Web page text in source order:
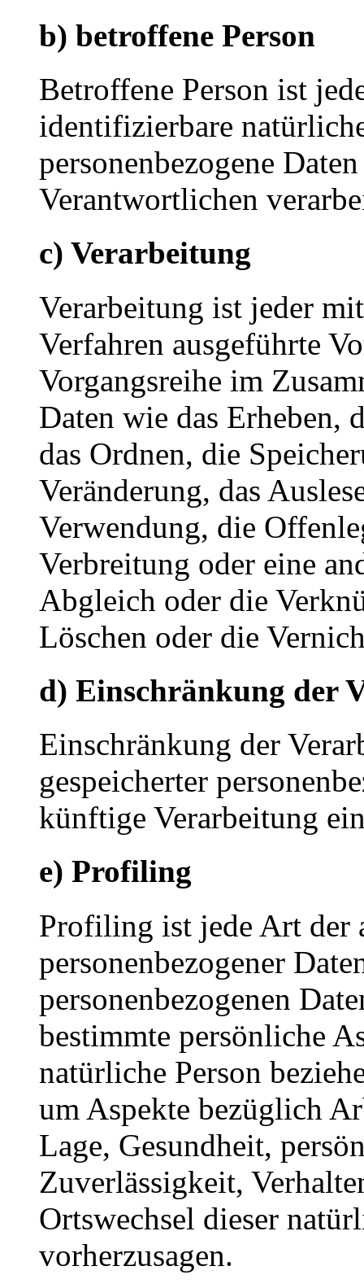
b) betroffene Person
Betroffene Person ist
identifizierbare
personenbezogene
Verantwortlichen
c) Verarbeitung
Verarbeitung ist jeder
Verfahren ausgeführte
Vorgangsreihe im
Daten wie das Erheben,
das Ordnen, die
Veränderung, das
Verwendung, die
Verbreitung oder eine
Abgleich oder die
Löschen oder die
d) Einschränkung der
Einschränkung der
gespeicherter
künftige Verarbeitung
e) Profiling
Profiling ist jede Art der
personenbezogener
personenbezogenen
bestimmte persönliche
natürliche Person
um Aspekte bezüglich
Lage, Gesundheit,
Zuverlässigkeit,
Ortswechsel dieser
vorherzusagen.